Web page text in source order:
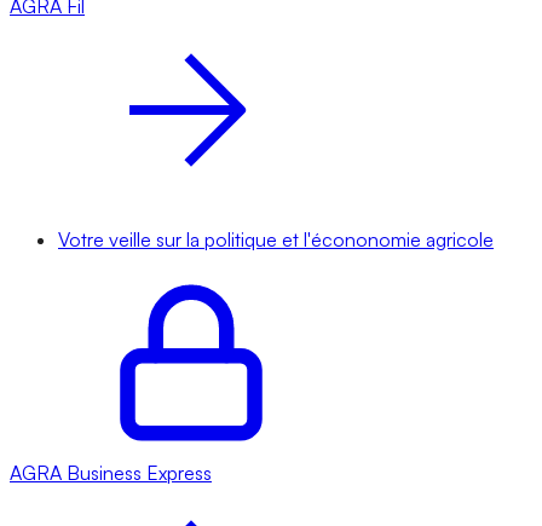
AGRA Fil
Votre veille sur la politique et l'écononomie agricole
AGRA Business Express